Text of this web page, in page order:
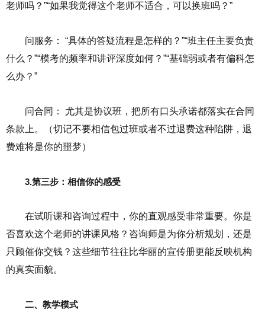
老师吗？”“如果我觉得这个老师不适合，可以换班吗？”
问服务： “具体的答疑流程是怎样的？”“班主任主要负责
什么？”“模考的频率和讲评深度如何？”“基础弱或者有偏科怎
么办？”
问合同： 尤其是协议班，把所有口头承诺都落实在合同
条款上。（切记不要相信包过班或者不过退费这种陷阱，退
费难将是你的噩梦）
3.第三步：相信你的感受
在试听课和咨询过程中，你的直观感受非常重要。你是
否喜欢这个老师的讲课风格？咨询师是为你分析规划，还是
只顾催你交钱？这些细节往往比华丽的宣传册更能反映机构
的真实面貌。
二、教学模式